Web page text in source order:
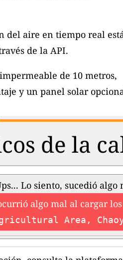
del aire en tiempo real
de la API.
de 10 metros,
y un panel solar
de la
Lo siento, sucedió algo
algo mal al cargar
Area,